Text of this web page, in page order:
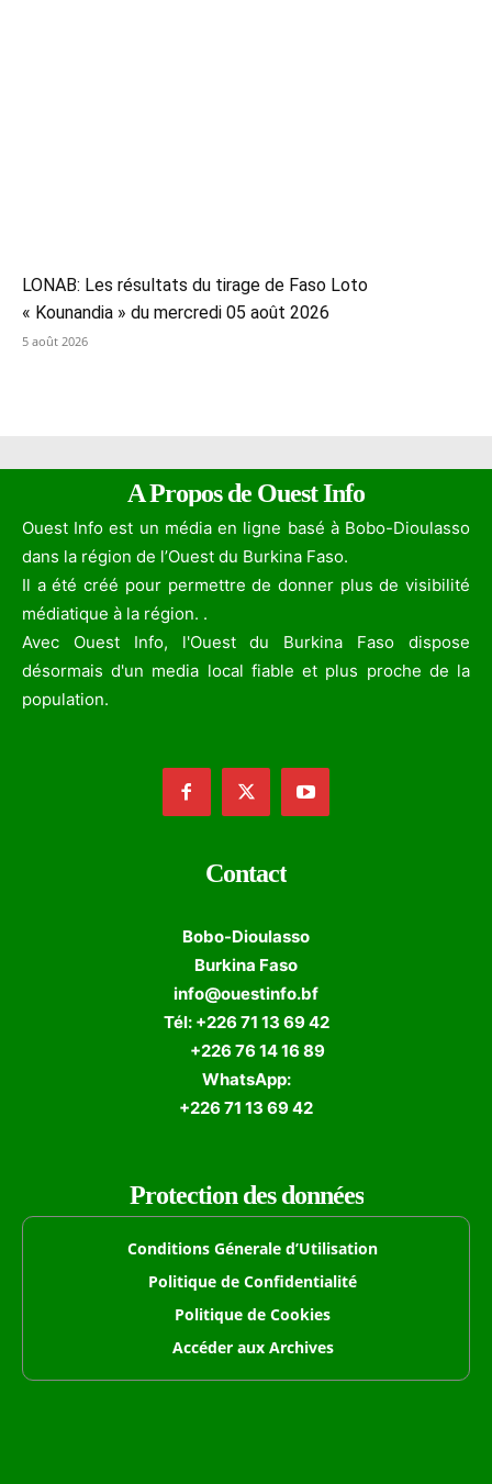
LONAB: Les résultats du tirage de Faso Loto
« Kounandia » du mercredi 05 août 2026
5 août 2026
A Propos de Ouest Info
Ouest Info est un média en ligne basé à Bobo-Dioulasso
dans la région de l’Ouest du Burkina Faso.
Il a été créé pour permettre de donner plus de visibilité
médiatique à la région. .
Avec Ouest Info, l'Ouest du Burkina Faso dispose
désormais d'un media local fiable et plus proche de la
population.
Contact
Bobo-Dioulasso
Burkina Faso
info@ouestinfo.bf
Tél: +226 71 13 69 42
+226 76 14 16 89
WhatsApp:
+226 71 13 69 42
Protection des données
Conditions Génerale d’Utilisation
Politique de Confidentialité
Politique de Cookies
Accéder aux Archives